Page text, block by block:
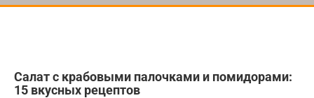
Салат с крабовыми палочками и помидорами:
15 вкусных рецептов